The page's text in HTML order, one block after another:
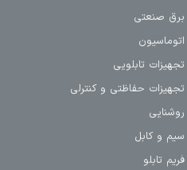
برق صنعتی
اتوماسیون
تجهیزات تابلویی
تجهیزات حفاظتی و کنترلی
روشنایی
سیم و کابل
فریم تابلو